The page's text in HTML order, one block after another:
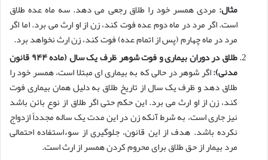
مثال: مردی همسر خود را طلاق رجعی می دهد. سه ماه عده طلاق
است. اگر مرد در ماه دوم عده فوت کند، زن از او ارث می برد. اما اگر
مرد در ماه چهارم (پس از اتمام عده) فوت کند، زن ارث نخواهد برد.
طلاق در دوران بیماری و فوت شوهر ظرف یک سال (ماده ۹۴۴ قانون
مدنی):اگر شوهر در حالی که به بیماری ای مبتلا است، همسر خود را
طلاق دهد و ظرف یک سال از تاریخ طلاق به دلیل همان بیماری فوت
کند، زن از او ارث می برد. این حکم حتی اگر طلاق از نوع بائن باشد
نیز جاری است، به شرط آنکه زن در این مدت یک ساله مجدداً ازدواج
نکرده باشد. هدف از این قانون، جلوگیری از سوءاستفاده احتمالی
مرد بیمار از حق طلاق برای محروم کردن همسر از ارث است.